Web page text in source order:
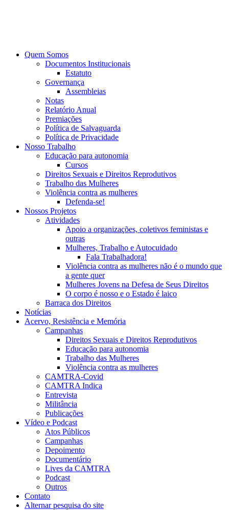
Quem Somos
Documentos Institucionais
Estatuto
Governança
Assembleias
Notas
Relatório Anual
Premiações
Política de Salvaguarda
Política de Privacidade
Nosso Trabalho
Educação para autonomia
Cursos
Direitos Sexuais e Direitos Reprodutivos
Trabalho das Mulheres
Violência contra as mulheres
Defenda-se!
Nossos Projetos
Atividades
Apoio a organizações, coletivos feministas e
outras
Mulheres, Trabalho e Autocuidado
Fala Trabalhadora!
Violência contra as mulheres não é o mundo que
a gente quer
Mulheres Jovens na Defesa de Seus Direitos
O corpo é nosso e o Estado é laico
Barraca dos Direitos
Notícias
Acervo, Resistência e Memória
Campanhas
Direitos Sexuais e Direitos Reprodutivos
Educação para autonomia
Trabalho das Mulheres
Violência contra as mulheres
CAMTRA-Covid
CAMTRA Indica
Entrevista
Militância
Publicações
Vídeo e Podcast
Atos Públicos
Campanhas
Depoimento
Documentário
Lives da CAMTRA
Podcast
Outros
Contato
Alternar pesquisa do site